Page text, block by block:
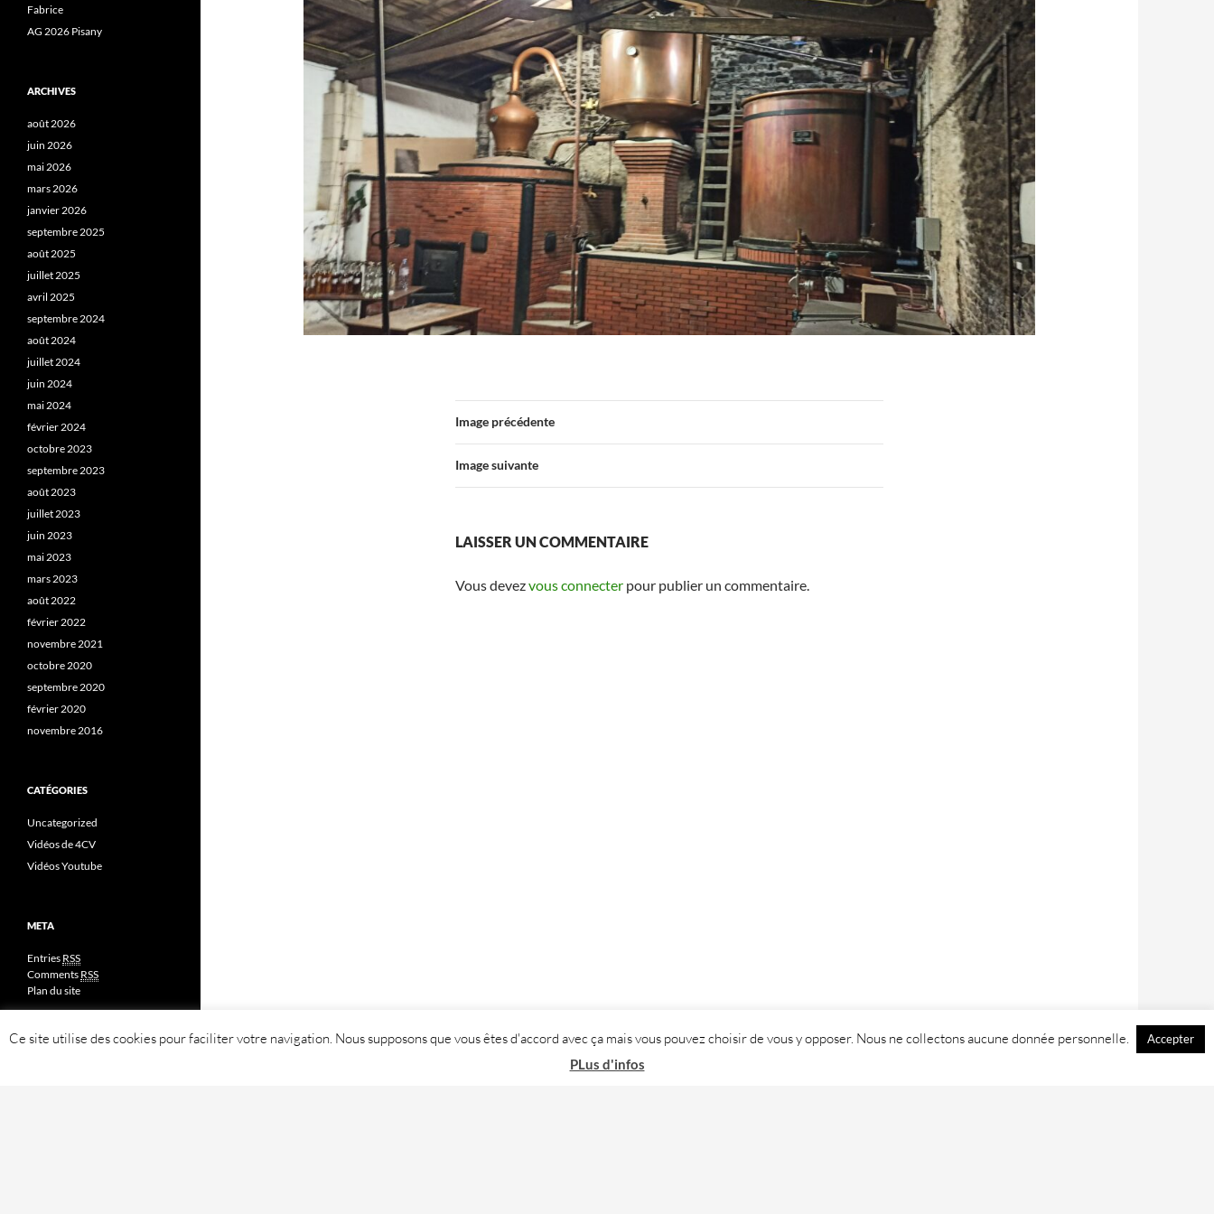
Image précédente
Image suivante
LAISSER UN COMMENTAIRE
Vous devezvous connecter pour publier un commentaire.
Fabrice
AG 2026 Pisany
ARCHIVES
août 2026
juin 2026
mai 2026
mars 2026
janvier 2026
septembre 2025
août 2025
juillet 2025
avril 2025
septembre 2024
août 2024
juillet 2024
juin 2024
mai 2024
février 2024
octobre 2023
septembre 2023
août 2023
juillet 2023
juin 2023
mai 2023
mars 2023
août 2022
février 2022
novembre 2021
octobre 2020
septembre 2020
février 2020
novembre 2016
CATÉGORIES
Uncategorized
Vidéos de 4CV
Vidéos Youtube
META
Entries RSS
Comments RSS
Plan du site
Ce site utilise des cookies pour faciliter votre navigation. Nous supposons que vous êtes d'accord avec ça mais vous pouvez choisir de vous y opposer. Nous ne collectons aucune donnée personnelle. Accepter
PLus d'infos